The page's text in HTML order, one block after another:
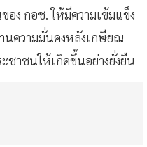
อง กอช. ให้มีความเข้มแข็ง
นความมั่นคงหลังเกษียณ
าชนให้เกิดขึ้นอย่างยั่งยืน